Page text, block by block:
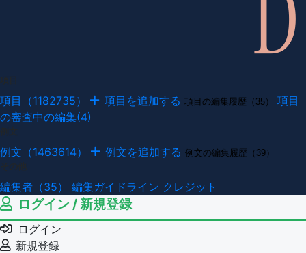
項目（1182735） 項目を追加する 項目の編集履歴（35）
項目
の審査中の編集(4)
例文（1463614） 例文を追加する 例文の編集履歴（39）
編集者（35） 編集ガイドライン クレジット
ログイン / 新規登録
ログイン
新規登録